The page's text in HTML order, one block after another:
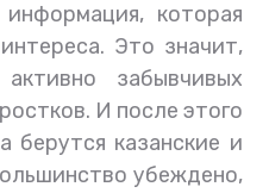
которая
Это значит,
забывчивых
И после этого
берутся казанские и
убеждено,